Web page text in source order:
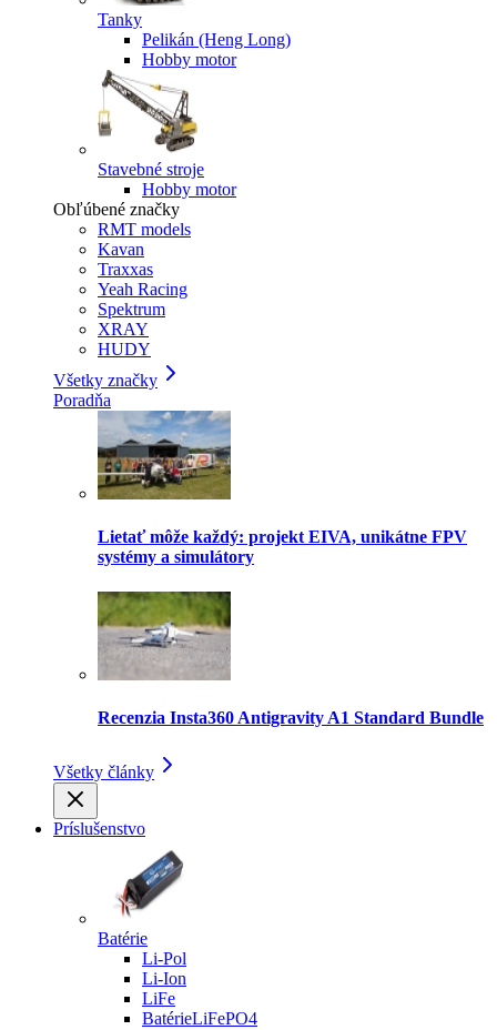
Tanky
Pelikán (Heng Long)
Hobby motor
Stavebné stroje
Hobby motor
Obľúbené značky
RMT models
Kavan
Traxxas
Yeah Racing
Spektrum
XRAY
HUDY
Všetky značky
Poradňa
Lietať môže každý: projekt EIVA, unikátne FPV
systémy a simulátory
Recenzia Insta360 Antigravity A1 Standard Bundle
Všetky články
Príslušenstvo
Batérie
Li-Pol
Li-Ion
LiFe
BatérieLiFePO4